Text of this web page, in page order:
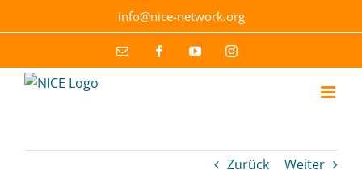
to
info@nice-network.org
Email FacebookYouTubeInstagram
Zurück Weiter